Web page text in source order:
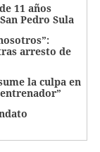
11 años
Pedro Sula
arresto de
la culpa en